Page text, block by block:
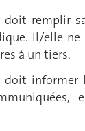
doit remplir
Il/elle ne
à un tiers.
doit